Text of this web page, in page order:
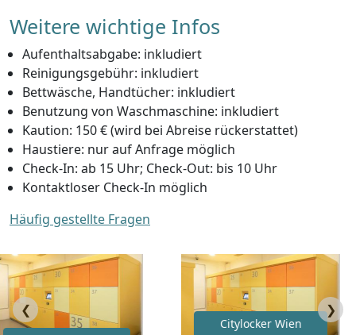
Weitere wichtige Infos
Aufenthaltsabgabe: inkludiert
Reinigungsgebühr: inkludiert
Bettwäsche, Handtücher: inkludiert
Benutzung von Waschmaschine: inkludiert
Kaution: 150 € (wird bei Abreise rückerstattet)
Haustiere: nur auf Anfrage möglich
Check-In: ab 15 Uhr; Check-Out: bis 10 Uhr
Kontaktloser Check-In möglich
Häufig gestellte Fragen
Citylocker Wien
❮ ❯